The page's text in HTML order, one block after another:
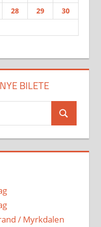
28 29
30
BILETE
Search
/ Myrkdalen